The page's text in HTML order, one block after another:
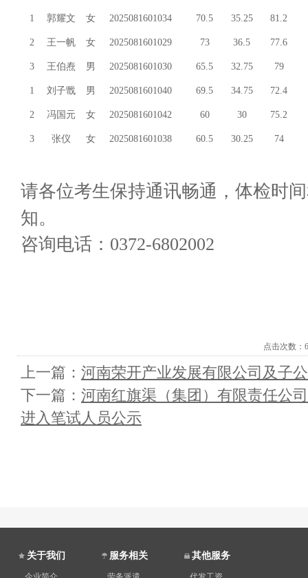
1 郭耀文 女 2025081601034 70.5 35.25 81.2
2 王一帆 女 2025081601029 73 36.5 77.6
3 王伯焘 男 2025081601030 65.5 32.75 79
1 刘子戬 男 2025081601040 69.5 34.75 72.4
2 冯国元 女 2025081601042 60 30 75.2
3 张仪 女 2025081601038 60.5 30.25 74
请各位考生保持通讯畅通，体检时
知。
咨询电话：0372-6802002
点击次数：
上一篇： 河南荣开产业发展有限公司及子
下一篇： 河南红旗渠（集团）有限责任公
进入笔试人员公示
关于我们 服务相关 其他服务